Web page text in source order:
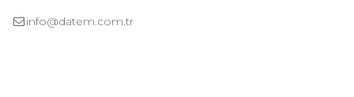
info@datem.com.tr